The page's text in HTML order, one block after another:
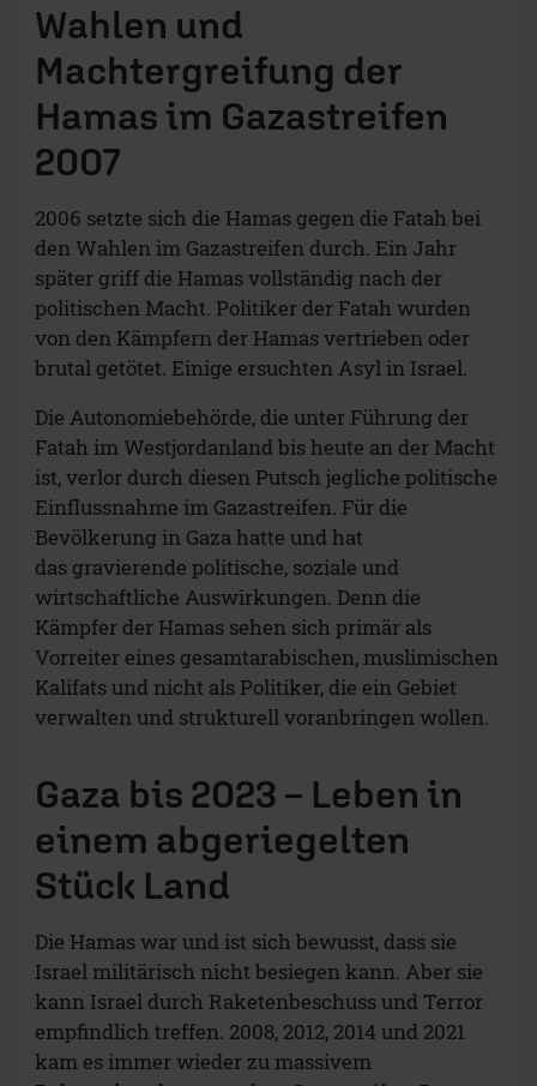
Wahlen und
Machtergreifung der
Hamas im Gazastreifen
2007
2006 setzte sich die Hamas gegen die Fatah bei
den Wahlen im Gazastreifen durch. Ein Jahr
später griff die Hamas vollständig nach der
politischen Macht. Politiker der Fatah wurden
von den Kämpfern der Hamas vertrieben oder
brutal getötet. Einige ersuchten Asyl in Israel.
Die Autonomiebehörde, die unter Führung der
Fatah im Westjordanland bis heute an der Macht
ist, verlor durch diesen Putsch jegliche politische
Einflussnahme im Gazastreifen. Für die
Bevölkerung in Gaza hatte und hat
das gravierende politische, soziale und
wirtschaftliche Auswirkungen. Denn die
Kämpfer der Hamas sehen sich primär als
Vorreiter eines gesamtarabischen, muslimischen
Kalifats und nicht als Politiker, die ein Gebiet
verwalten und strukturell voranbringen wollen.
Gaza bis 2023 – Leben in
einem abgeriegelten
Stück Land
Die Hamas war und ist sich bewusst, dass sie
Israel militärisch nicht besiegen kann. Aber sie
kann Israel durch Raketenbeschuss und Terror
empfindlich treffen. 2008, 2012, 2014 und 2021
kam es immer wieder zu massivem